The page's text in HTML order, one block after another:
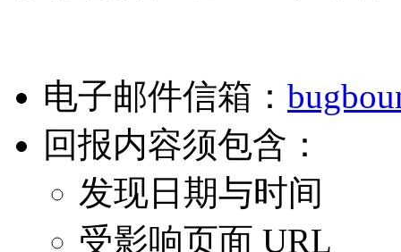
电子邮件信箱：
回报内容须包含：
发现日期与时间
受影响页面 URL